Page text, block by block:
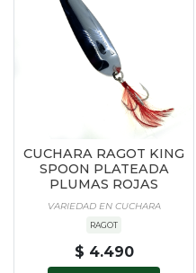
CUCHARA RAGOT KING
SPOON PLATEADA
PLUMAS ROJAS
VARIEDAD EN CUCHARA
RAGOT
$ 4.490